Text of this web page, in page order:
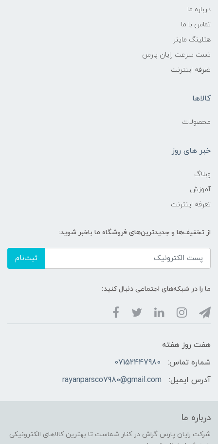
درباره ما
تماس با ما
هتلینگ ماینر
تست سرعت رایان پارس
تعرفه اینترنت
کالاها
محصولات
خبر های روز
وبلاگ
آموزش
تعرفه اینترنت
از تخفیف‌ها و جدیدترین‌های فروشگاه ما باخبر شوید:
ثبت‌نام
ما را در شبکه‌های اجتماعی دنبال کنید:
هفت روز هفته
شماره تماس:
07152447980
آدرس ایمیل:
rayanparsco7980@gmail.com
درباره ما
شرکت رایان پارس گراش در کنار شماست تا بهترین کالاهای الکترونیکی